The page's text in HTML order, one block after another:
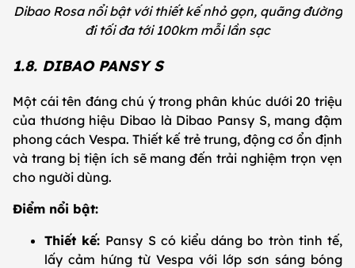
Dibao Rosa nổi bật với thiết kế nhỏ gọn, quãng đường
đi tối đa tới 100km mỗi lần sạc
1.8. DIBAO PANSY S
Một cái tên đáng chú ý trong phân khúc dưới 20 triệu
của thương hiệu Dibao là Dibao Pansy S, mang đậm
phong cách Vespa. Thiết kế trẻ trung, động cơ ổn định
và trang bị tiện ích sẽ mang đến trải nghiệm trọn vẹn
cho người dùng.
Điểm nổi bật:
Thiết kế: Pansy S có kiểu dáng bo tròn tinh tế,
lấy cảm hứng từ Vespa với lớp sơn sáng bóng